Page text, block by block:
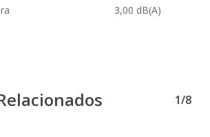
sonora 3,00 dB(A)
1/8